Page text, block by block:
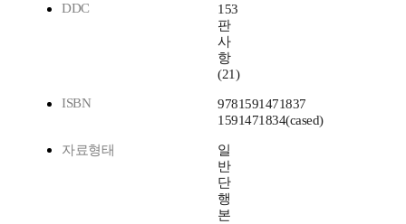
DDC
153
판
사
항
(21)
ISBN
9781591471837
1591471834(cased)
자료형태
일
반
단
행
본